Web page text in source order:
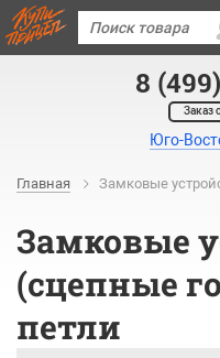
8
Заказ
Юго-
Главная Замковые
Замковые
(сцепные
петли